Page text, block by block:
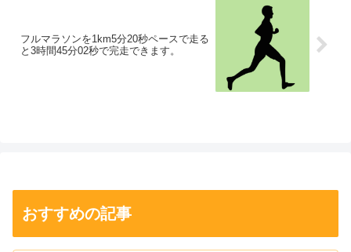
フルマラソンを1km5分20秒ペースで走る
と3時間45分02秒で完走できます。
おすすめの記事